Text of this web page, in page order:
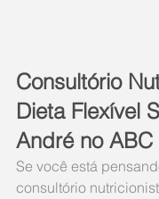
Consultório
Dieta Flexível
André no ABC
Se você está
consultório